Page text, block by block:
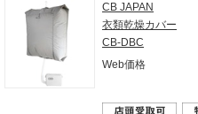
CB JAPAN
衣類乾燥カバー
CB-DBC
Web価格